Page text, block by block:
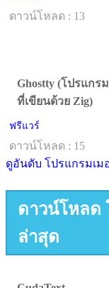
ดาวน์โหลด : 13
Ghostty (โปรแกร
ที่เขียนด้วย Zig)
ฟรีแวร์
ดาวน์โหลด : 15
ดูอันดับ โปรแกรมเม
ดาวน์โหลด
ล่าสุด